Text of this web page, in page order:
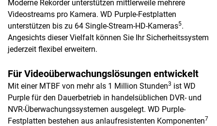
Moderne Rekorder unterstützen mittlerweile mehrere
Videostreams pro Kamera. WD Purple-Festplatten
unterstützen bis zu 64 Single-Stream-HD-Kameras5.
Angesichts dieser Vielfalt können Sie Ihr Sicherheitssystem
jederzeit flexibel erweitern.
Für Videoüberwachungslösungen entwickelt
Mit einer MTBF von mehr als 1 Million Stunden3 ist WD
Purple für den Dauerbetrieb in handelsüblichen DVR- und
NVR-Überwachungssystemen ausgelegt. WD Purple-
Festplatten bestehen aus anlaufresistenten Komponenten7